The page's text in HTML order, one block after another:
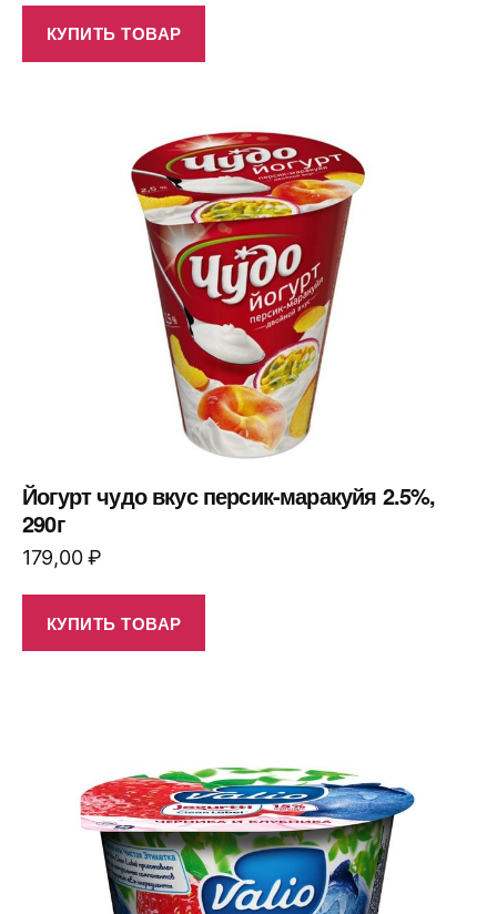
КУПИТЬ ТОВАР
Йогурт чудо вкус персик-маракуйя 2.5%,
290г
179,00₽
КУПИТЬ ТОВАР